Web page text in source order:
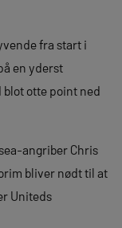
fra start i
en yderst
blot otte point ned
angriber Chris
bliver nødt til at
Uniteds